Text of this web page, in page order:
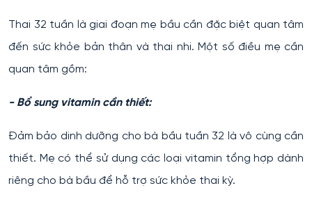
Thai 32 tuần là giai đoạn mẹ bầu cần đặc biệt quan tâm
đến sức khỏe bản thân và thai nhi. Một số điều mẹ cần
quan tâm gồm:
- Bổ sung vitamin cần thiết:
Đảm bảo dinh dưỡng cho bà bầu tuần 32 là vô cùng cần
thiết. Mẹ có thể sử dụng các loại vitamin tổng hợp dành
riêng cho bà bầu để hỗ trợ sức khỏe thai kỳ.